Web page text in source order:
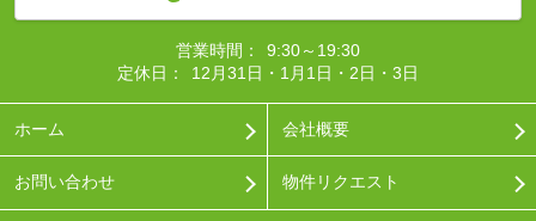
営業時間：
9:30～19:30
定休日：
12月31日・1月1日・2日・3日
ホーム 会社概要
お問い合わせ 物件リクエスト